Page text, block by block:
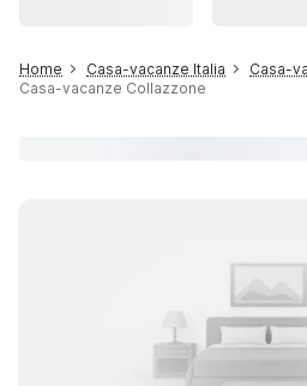
Home Casa-vacanze Italia
Casa-
Casa-vacanze Collazzone